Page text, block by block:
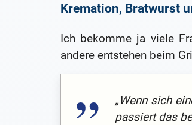
Kremation, Bratwurst
Ich bekomme ja viele
andere entstehen beim
„Wenn sich
passiert das